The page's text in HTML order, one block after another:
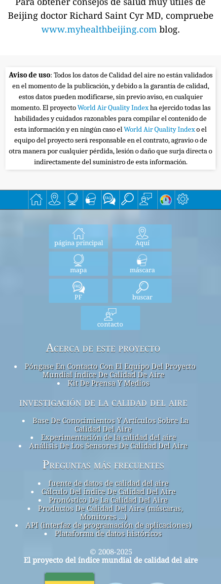
Beijing doctor Richard Saint Cyr MD, compruebe
www.myhealthbeijing.com blog.
Aviso de uso: Todos los datos de Calidad del aire no están validados
en el momento de la publicación, y debido a la garantía de calidad,
estos datos pueden modificarse, sin previo aviso, en cualquier
momento. El proyectoWorld Air Quality Indexha ejercido todas las
habilidades y cuidados razonables para compilar el contenido de
esta información y en ningún caso elWorld Air Quality Indexo el
equipo del proyecto será responsable en el contrato, agravio o de
otra manera por cualquier pérdida, lesión o daño que surja directa o
indirectamente del suministro de esta información.
página principal Aquí
mapa máscara
PF buscar
contacto
Acerca de este proyecto
Póngase En Contacto Con El Equipo Del Proyecto
Mundial índice De Calidad De Aire
Kit De Prensa Y Medios
investigación de la calidad del aire
Base De Conocimientos Y Artículos Sobre La
Calidad Del Aire
Experimentación de la calidad del aire
Análisis De Los Sensores De Calidad Del Aire
Preguntas más frecuentes
fuente de datos de calidad del aire
Cálculo Del índice De Calidad Del Aire
Pronóstico De La Calidad Del Aire
Productos De Calidad Del Aire (máscaras,
Monitores ...)
API (interfaz de programación de aplicaciones)
Plataforma de datos históricos
© 2008-2025
El proyecto del índice mundial de calidad del aire